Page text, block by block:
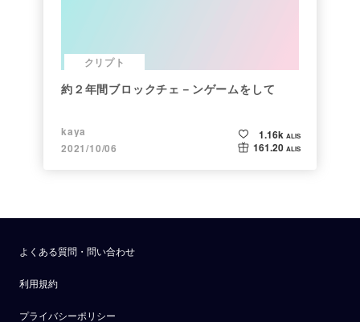
クリプト
約２年間ブロックチェ－ンゲームをして
kaya
2021/10/06
1.16k ALIS
161.20 ALIS
よくある質問・問い合わせ
利用規約
プライバシーポリシー